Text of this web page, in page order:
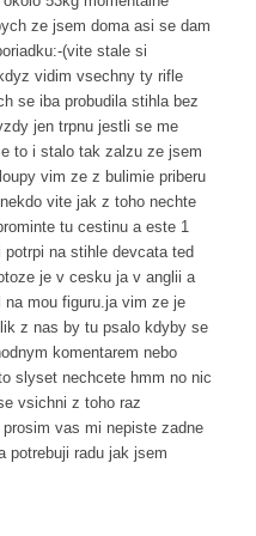
ze jsem doma asi se dam
(vite stale si
vidim vsechny ty rifle
se iba probudila stihla bez
jen trpnu jestli se me
to i stalo tak zalzu ze jsem
vim ze z bulimie priberu
vite jak z toho nechte
tu cestinu a este 1
na stihle devcata ted
je v cesku ja v anglii a
mou figuru.ja vim ze je
z nas by tu psalo kdyby se
komentarem nebo
slyset nechcete hmm no nic
vsichni z toho raz
vas mi nepiste zadne
potrebuji radu jak jsem